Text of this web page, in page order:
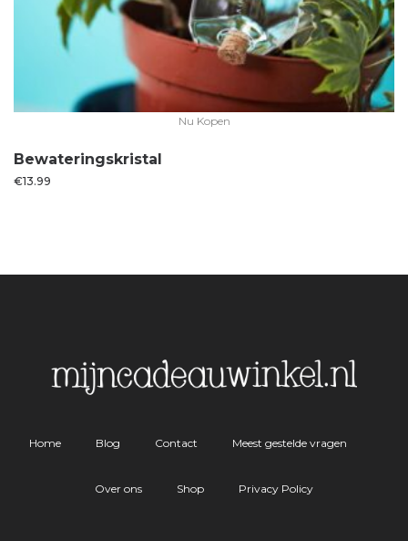
Nu Kopen
Bewateringskristal
€13.99
Home Blog Contact Meest gestelde vragen
Over ons Shop Privacy Policy